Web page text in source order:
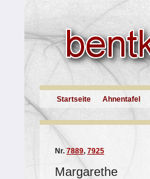
Startseite Ahnentafel
Nr. 7889, 7925
Margarethe